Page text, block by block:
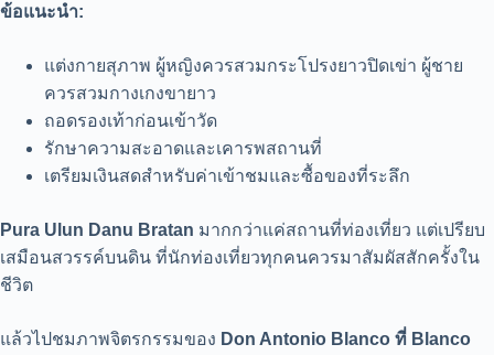
ข้อแนะนำ:
แต่งกายสุภาพ ผู้หญิงควรสวมกระโปรงยาวปิดเข่า ผู้ชาย
ควรสวมกางเกงขายาว
ถอดรองเท้าก่อนเข้าวัด
รักษาความสะอาดและเคารพสถานที่
เตรียมเงินสดสำหรับค่าเข้าชมและซื้อของที่ระลึก
Pura Ulun Danu Bratan มากกว่าแค่สถานที่ท่องเที่ยว แต่เปรียบ
เสมือนสวรรค์บนดิน ที่นักท่องเที่ยวทุกคนควรมาสัมผัสสักครั้งใน
ชีวิต
แล้วไปชมภาพจิตรกรรมของ Don Antonio Blanco ที่ Blanco